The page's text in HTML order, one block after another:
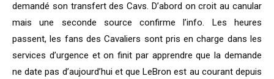
demandé son transfert des Cavs. D’abord on croit au canular
mais une seconde source confirme l’info. Les heures
passent, les fans des Cavaliers sont pris en charge dans les
services d’urgence et on finit par apprendre que la demande
ne date pas d’aujourd’hui et que LeBron est au courant depuis